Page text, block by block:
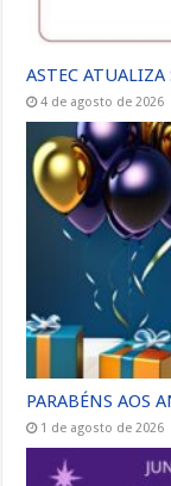
ASTEC ATUALIZA
4 de agosto de 2026
PARABÉNS AOS
1 de agosto de 2026